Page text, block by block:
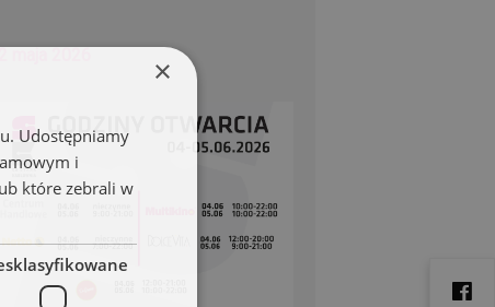
×
Udostępniamy
i
które zebrali w